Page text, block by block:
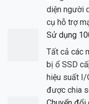
diện người
cụ hỗ trợ
Sử dụng
Tất cả các
bị ổ SSD
hiệu suất I/
được chia